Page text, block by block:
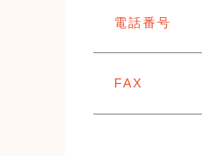
電話番号
FAX